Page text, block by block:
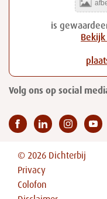
is
Volg ons op social
© 2026 Dichterbij
Privacy
Colofon